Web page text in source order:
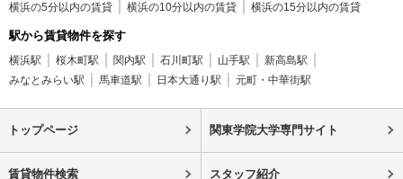
横浜の5分以内の賃貸 横浜の10分以内の賃貸 横浜の15分以内の賃貸
駅から賃貸物件を探す
横浜駅 桜木町駅 関内駅 石川町駅 山手駅
新高島駅
みなとみらい駅
馬車道駅 日本大通り駅 元町・中華街駅
トップページ 関東学院大学専門サイト
賃貸物件検索 スタッフ紹介